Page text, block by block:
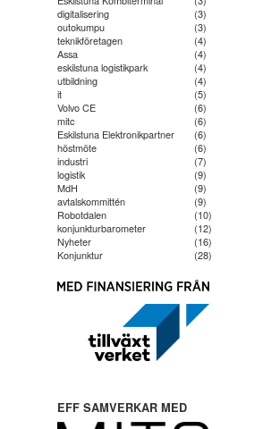
digitalisering
(3)
outokumpu
(3)
teknikföretagen
(4)
Assa
(4)
eskilstuna logistikpark
(4)
utbildning
(4)
it
(5)
Volvo CE
(6)
mitc
(6)
Eskilstuna Elektronikpartner
(6)
höstmöte
(6)
industri
(7)
logistik
(9)
MdH
(9)
avtalskommittén
(9)
Robotdalen
(10)
konjunkturbarometer
(12)
Nyheter
(16)
Konjunktur
(28)
EFF SAMVERKAR MED